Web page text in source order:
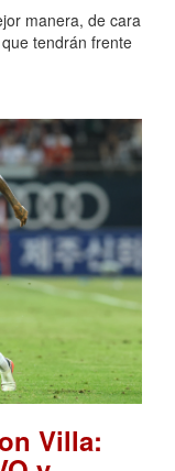
manera, de cara
tendrán frente
Villa: